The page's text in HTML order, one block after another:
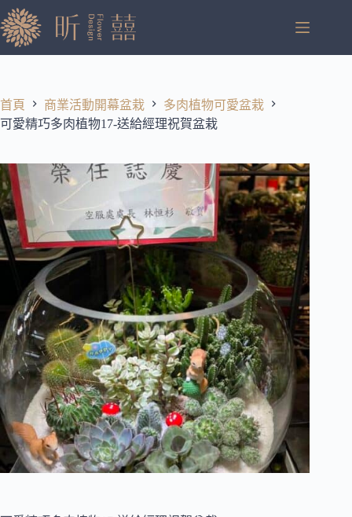
跳
至
容
首頁 商業活動開幕盆栽
多肉植物可愛盆栽
可愛精巧多肉植物17-送給經理祝賀盆栽